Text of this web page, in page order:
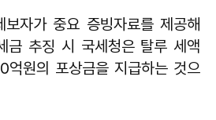
자가 중요 증빙자료를 제공해
추징 시 국세청은 탈루 세액
원의 포상금을 지급하는 것으